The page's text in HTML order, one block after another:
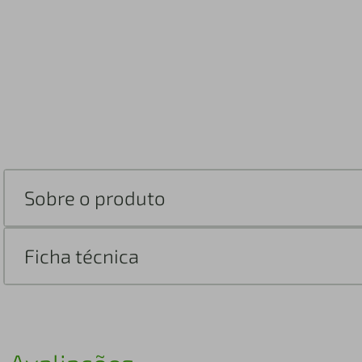
Sobre o produto
Ficha técnica